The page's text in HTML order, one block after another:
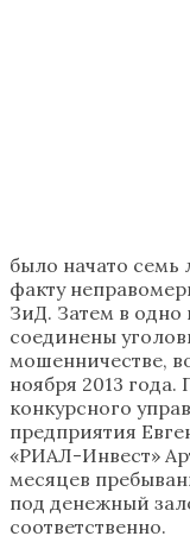
было начато семь
факту
ЗиД. Затем в
соединены
мошенничестве,
ноября 2013
конкурсного
предприятия
«РИАЛ-Инвест»
месяцев
под денежный
соответственно.